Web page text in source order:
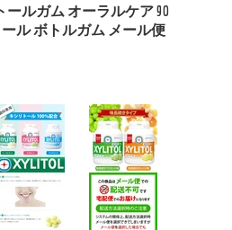
ルガム オーラルケア 90
ル ボトルガム メール便